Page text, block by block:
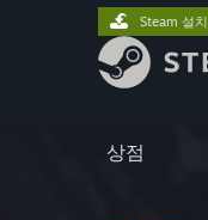
상점
Steam 설치